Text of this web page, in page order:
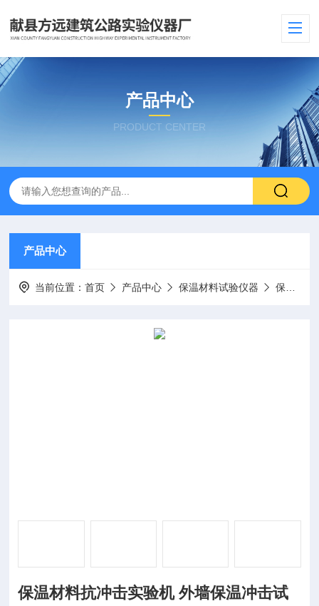
产品中心
PRODUCT CENTER
产品中心
当前位置：首页 产品中心 保温材料试验仪器 保温材料抗冲击试仪
保温材料抗冲击实验机 外墙保温冲击试